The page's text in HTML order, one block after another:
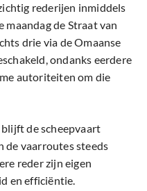
rederijen inmiddels
maandag de Straat van
drie via de Omaanse
ondanks eerdere
autoriteiten om die
de scheepvaart
de vaarroutes steeds
reder zijn eigen
en efficiëntie.